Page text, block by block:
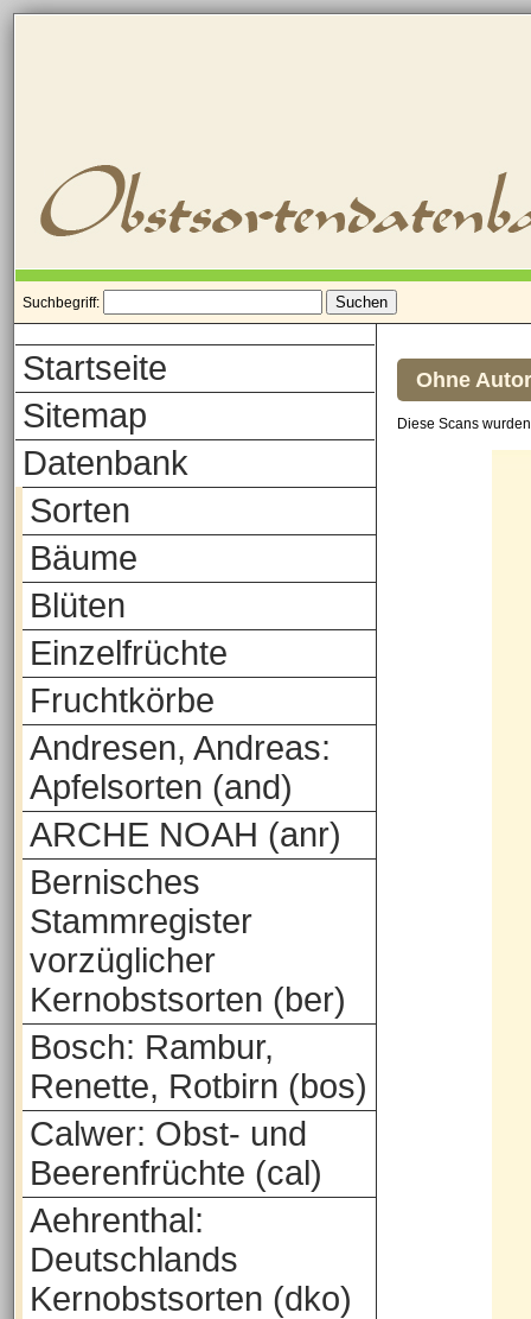
Suchbegriff:
Startseite
Sitemap
Datenbank
Sorten
Bäume
Blüten
Einzelfrüchte
Fruchtkörbe
Andresen, Andreas:
Apfelsorten (and)
ARCHE NOAH (anr)
Bernisches
Stammregister
vorzüglicher
Kernobstsorten (ber)
Bosch: Rambur,
Renette, Rotbirn (bos)
Calwer: Obst- und
Beerenfrüchte (cal)
Aehrenthal:
Deutschlands
Kernobstsorten (dko)
Ohne
Diese Scans